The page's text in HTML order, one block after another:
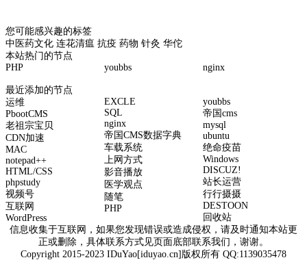
您可能感兴趣的标签
中医药文化 连花清瘟 抗疫 药物 针灸 华佗
本站热门的节点
PHP
youbbs nginx
最近添加的节点
运维
PbootCMS
老祖宗宝贝
CDN加速
MAC
notepad++
HTML/CSS
phpstudy
视频号
互联网
WordPress
EXCLE
SQL
nginx
帝国CMS数据字典
车载系统
上网方式
影音播放
医学观点
随笔
PHP
youbbs
帝国cms
mysql
ubuntu
绝命疫苗
Windows
DISCUZ!
站长运营
行行摄摄
DESTOON
回收站
信息收集于互联网，如果您发现错误或造成侵权，请及时通知本站更
正或删除，具体联系方式见页面底部联系我们，谢谢。
Copyright 2015-2023 IDuYao[iduyao.cn]版权所有 QQ:1139035478